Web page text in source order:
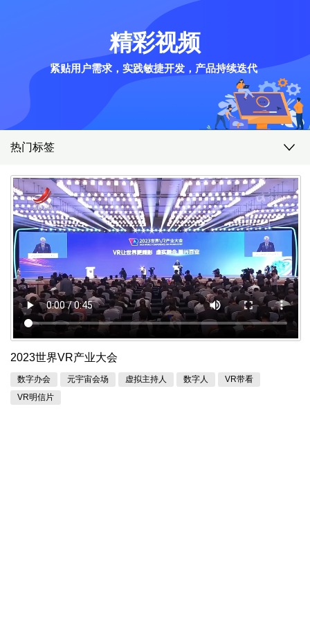
精彩视频
紧贴用户需求，实践敏捷开发，产品持续迭代
热门标签
2023世界VR产业大会
数字办会 元宇宙会场 虚拟主持人 数字人
VR带看
VR明信片